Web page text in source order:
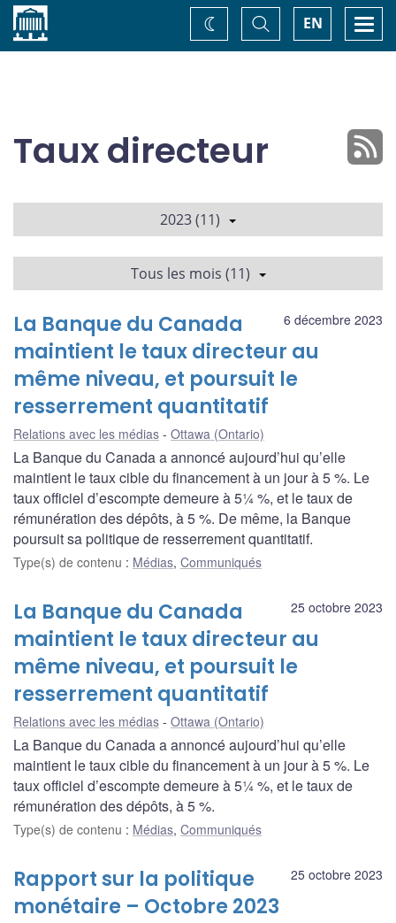
Accueil EN
Basculer
la
recherche
Changez
de
Taux directeur
2023 (11)
Tous les mois (11)
6 décembre 2023
La Banque du Canada
maintient le taux directeur au
même niveau, et poursuit le
resserrement quantitatif
Relations avec les médias Ottawa (Ontario)
La Banque du Canada a annoncé aujourd’hui qu’elle
maintient le taux cible du financement à un jour à 5 %. Le
taux officiel d’escompte demeure à 5¼ %, et le taux de
rémunération des dépôts, à 5 %. De même, la Banque
poursuit sa politique de resserrement quantitatif.
Type(s) de contenu : Médias, Communiqués
25 octobre 2023
La Banque du Canada
maintient le taux directeur au
même niveau, et poursuit le
resserrement quantitatif
Relations avec les médias Ottawa (Ontario)
La Banque du Canada a annoncé aujourd’hui qu’elle
maintient le taux cible du financement à un jour à 5 %. Le
taux officiel d’escompte demeure à 5¼ %, et le taux de
rémunération des dépôts, à 5 %.
Type(s) de contenu : Médias, Communiqués
25 octobre 2023
Rapport sur la politique
monétaire – Octobre 2023